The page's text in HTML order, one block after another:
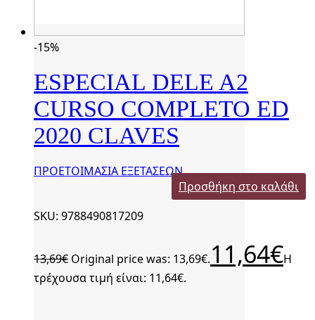
-15%
ESPECIAL DELE A2
CURSO COMPLETO ED
2020 CLAVES
ΠΡΟΕΤΟΙΜΑΣΙΑ ΕΞΕΤΑΣΕΩΝ
Προσθήκη στο καλάθι
SKU: 9788490817209
13,69€ Original price was: 13,69€.11,64€Η
τρέχουσα τιμή είναι: 11,64€.